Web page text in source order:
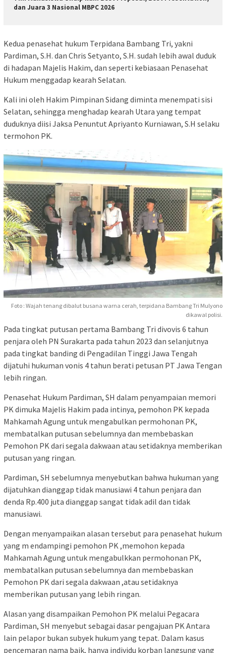
dan Juara 3 Nasional MBPC 2026
Kedua penasehat hukum Terpidana Bambang Tri, yakni
Pardiman, S.H. dan Chris Setyanto, S.H. sudah lebih awal duduk
di hadapan Majelis Hakim, dan seperti kebiasaan Penasehat
Hukum menggadap kearah Selatan.
Kali ini oleh Hakim Pimpinan Sidang diminta menempati sisi
Selatan, sehingga menghadap kearah Utara yang tempat
duduknya diisi Jaksa Penuntut Apriyanto Kurniawan, S.H selaku
termohon PK.
Foto : Wajah tenang dibalut busana warna cerah, terpidana Bambang Tri Mulyono
dikawal polisi.
Pada tingkat putusan pertama Bambang Tri divovis 6 tahun
penjara oleh PN Surakarta pada tahun 2023 dan selanjutnya
pada tingkat banding di Pengadilan Tinggi Jawa Tengah
dijatuhi hukuman vonis 4 tahun berati petusan PT Jawa Tengan
lebih ringan.
Penasehat Hukum Pardiman, SH dalam penyampaian memori
PK dimuka Majelis Hakim pada intinya, pemohon PK kepada
Mahkamah Agung untuk mengabulkan permohonan PK,
membatalkan putusan sebelumnya dan membebaskan
Pemohon PK dari segala dakwaan atau setidaknya memberikan
putusan yang ringan.
Pardiman, SH sebelumnya menyebutkan bahwa hukuman yang
dijatuhkan dianggap tidak manusiawi 4 tahun penjara dan
denda Rp.400 juta dianggap sangat tidak adil dan tidak
manusiawi.
Dengan menyampaikan alasan tersebut para penasehat hukum
yang m endampingi pemohon PK ,memohon kepada
Mahkamah Agung untuk mengabulkkan permohonan PK,
membatalkan putusan sebelumnya dan membebaskan
Pemohon PK dari segala dakwaan ,atau setidaknya
memberikan putusan yang lebih ringan.
Alasan yang disampaikan Pemohon PK melalui Pegacara
Pardiman, SH menyebut sebagai dasar pengajuan PK Antara
lain pelapor bukan subyek hukum yang tepat. Dalam kasus
pencemaran nama baik, hanya individu korban langsung yang